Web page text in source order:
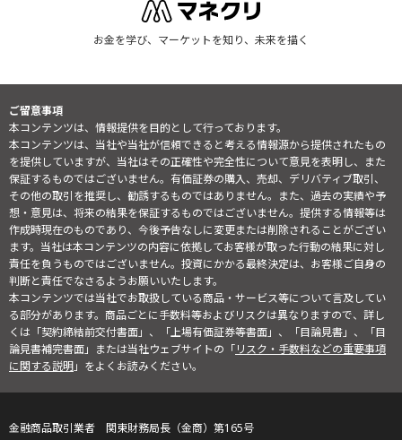
お金を学び、マーケットを知り、未来を描く
ご留意事項
本コンテンツは、情報提供を目的として行っております。
本コンテンツは、当社や当社が信頼できると考える情報源から提供されたもの
を提供していますが、当社はその正確性や完全性について意見を表明し、また
保証するものではございません。有価証券の購入、売却、デリバティブ取引、
その他の取引を推奨し、勧誘するものではありません。また、過去の実績や予
想・意見は、将来の結果を保証するものではございません。提供する情報等は
作成時現在のものであり、今後予告なしに変更または削除されることがござい
ます。当社は本コンテンツの内容に依拠してお客様が取った行動の結果に対し
責任を負うものではございません。投資にかかる最終決定は、お客様ご自身の
判断と責任でなさるようお願いいたします。
本コンテンツでは当社でお取扱している商品・サービス等について言及してい
る部分があります。商品ごとに手数料等およびリスクは異なりますので、詳し
くは「契約締結前交付書面」、「上場有価証券等書面」、「目論見書」、「目
論見書補完書面」または当社ウェブサイトの「リスク・手数料などの重要事項
に関する説明」をよくお読みください。
金融商品取引業者 関東財務局長（金商）第165号